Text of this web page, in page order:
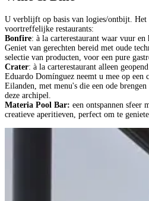
U verblijft op basis van logies/ontbijt. Het
voortreffelijke restaurants:
Bonfire: à la carterestaurant waar vuur
Geniet van gerechten bereid met oude
selectie van producten, voor een pure
Crater: à la carterestaurant alleen
Eduardo Domínguez neemt u mee op een
Eilanden, met menu's die een ode
deze archipel.
Materia Pool Bar: een ontspannen sfeer
creatieve aperitieven, perfect om te